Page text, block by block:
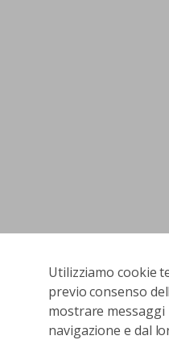
Utilizziamo cookie
previo consenso
mostrare
navigazione e dal